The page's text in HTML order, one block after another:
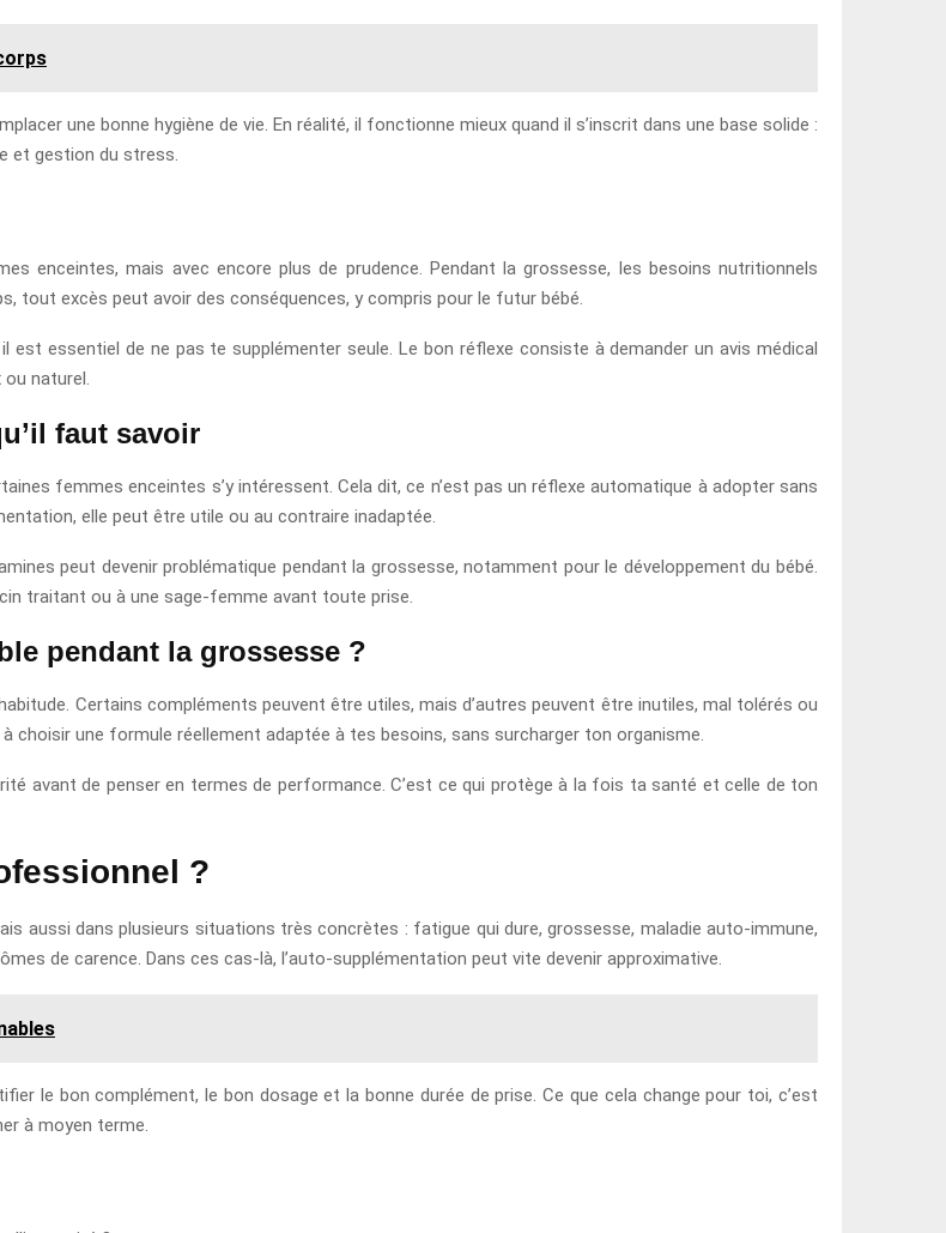
une bonne hygiène de vie. En réalité, il fonctionne mieux quand il s’inscrit dans une base solide :
et gestion du stress.
enceintes, mais avec encore plus de prudence. Pendant la grossesse, les besoins nutritionnels
tout excès peut avoir des conséquences, y compris pour le futur bébé.
essentiel de ne pas te supplémenter seule. Le bon réflexe consiste à demander un avis médical
naturel.
faut savoir
femmes enceintes s’y intéressent. Cela dit, ce n’est pas un réflexe automatique à adopter sans
elle peut être utile ou au contraire inadaptée.
peut devenir problématique pendant la grossesse, notamment pour le développement du bébé.
traitant ou à une sage-femme avant toute prise.
pendant la grossesse ?
Certains compléments peuvent être utiles, mais d’autres peuvent être inutiles, mal tolérés ou
choisir une formule réellement adaptée à tes besoins, sans surcharger ton organisme.
avant de penser en termes de performance. C’est ce qui protège à la fois ta santé et celle de ton
?
aussi dans plusieurs situations très concrètes : fatigue qui dure, grossesse, maladie auto-immune,
de carence. Dans ces cas-là, l’auto-supplémentation peut vite devenir approximative.
le bon complément, le bon dosage et la bonne durée de prise. Ce que cela change pour toi, c’est
à moyen terme.